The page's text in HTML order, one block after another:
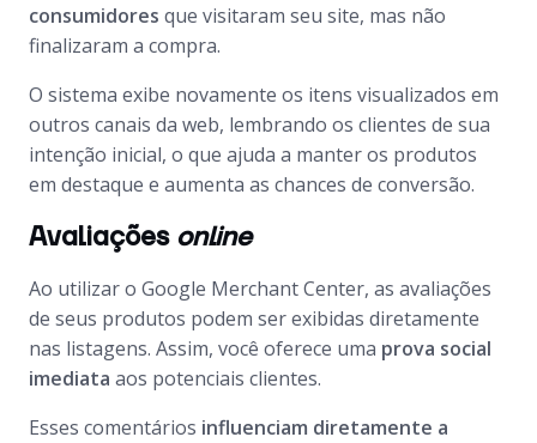
consumidores que visitaram seu site, mas não
finalizaram a compra.
O sistema exibe novamente os itens visualizados em
outros canais da web, lembrando os clientes de sua
intenção inicial, o que ajuda a manter os produtos
em destaque e aumenta as chances de conversão.
Avaliaçõesonline
Ao utilizar o Google Merchant Center, as avaliações
de seus produtos podem ser exibidas diretamente
nas listagens. Assim, você oferece uma prova social
imediata aos potenciais clientes.
Esses comentários influenciam diretamente a